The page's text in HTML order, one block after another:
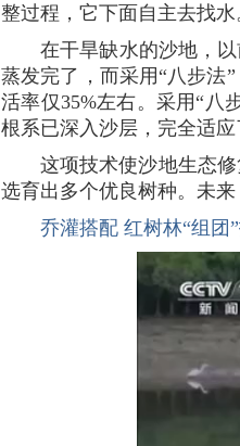
整过程，它下面自主去找水
在干旱缺水的沙地，
蒸发完了，而采用“八步法
活率仅35%左右。采用“八
根系已深入沙层，完全适应
这项技术使沙地生态
选育出多个优良树种。未来
乔灌搭配 红树林“组团